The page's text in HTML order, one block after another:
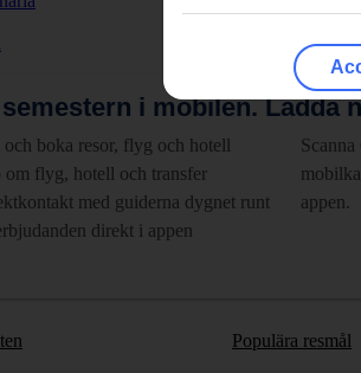
i mobilen.Ladda
och boka resor, flyg och hotell
om flyg, hotell och transfer
med guiderna dygnet runt
direkt i appen
appen.
Populära resmål